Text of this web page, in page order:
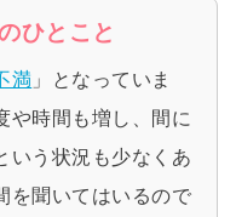
ひとこと
満 」となっていま
や時間も増し、間に
いう状況も少なくあ
を聞いてはいるので